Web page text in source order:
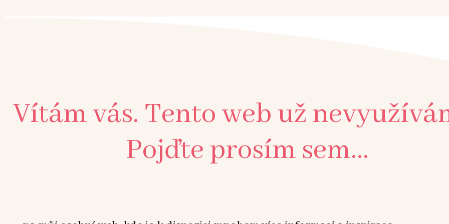
Vítám vás. Tento web už
Pojďte prosím sem...